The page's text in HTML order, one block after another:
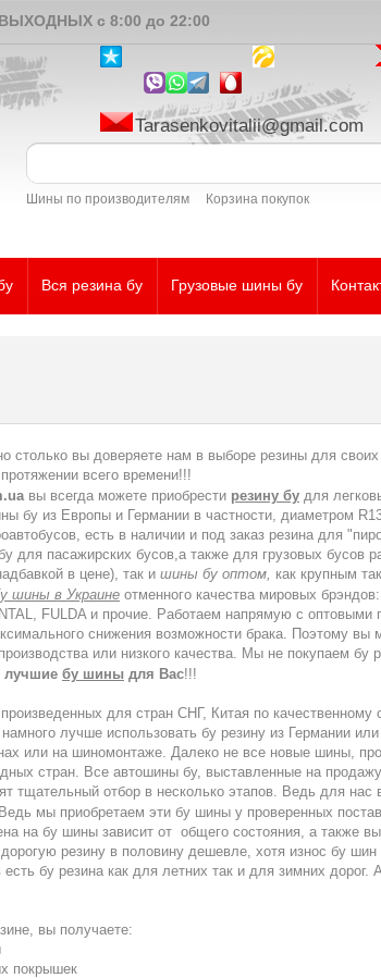
с 8:00 до 22:00
Шины по производителям Корзина покупок
Tarasenkovitalii@gmail.com
Вся резина бу Грузовые шины бу
вы доверяете нам в выборе резины для
всего времени!!!
вы всегда можете приобрести резину бу для
бу из Европы и Германии в частности, диаметром
есть в наличии и под заказ резина для
для пасажирских бусов,а также для грузовых бусов
в цене), так и шины бу оптом, как крупным
шины в Украине отменного качества мировых
FULDA и прочие. Работаем напрямую с оптовыми
снижения возможности брака. Поэтому вы
или низкого качества. Мы не покупаем бу
лучшие бу шины для Вас!!!
для стран СНГ, Китая по качественному
лучше использовать бу резину из Германии
или на шиномонтаже. Далеко не все новые шины,
стран. Все автошины бу, выставленные на
тщательный отбор в несколько этапов. Ведь для
мы приобретаем эти бу шины у проверенных
на бу шины зависит от общего состояния, а также
резину в половину дешевле, хотя износ бу шин
бу резина как для летних так и для зимних дорог.
вы получаете:
покрышек